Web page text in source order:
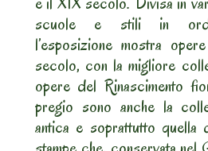
scuole e stili in
l’esposizione mostra
secolo, con la migliore
opere del Rinascimento
pregio sono anche la
antica e soprattutto